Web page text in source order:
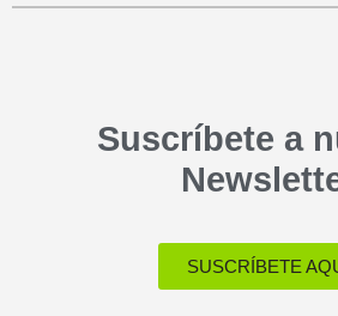
Suscríbete a
SUSCRÍBETE